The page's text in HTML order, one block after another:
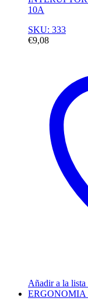
10A
SKU: 333
€9,08
Añadir a la lista
ERGONOMIA